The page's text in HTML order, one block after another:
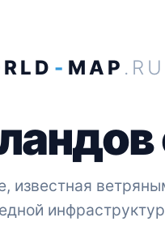
- MAP .RU
известная